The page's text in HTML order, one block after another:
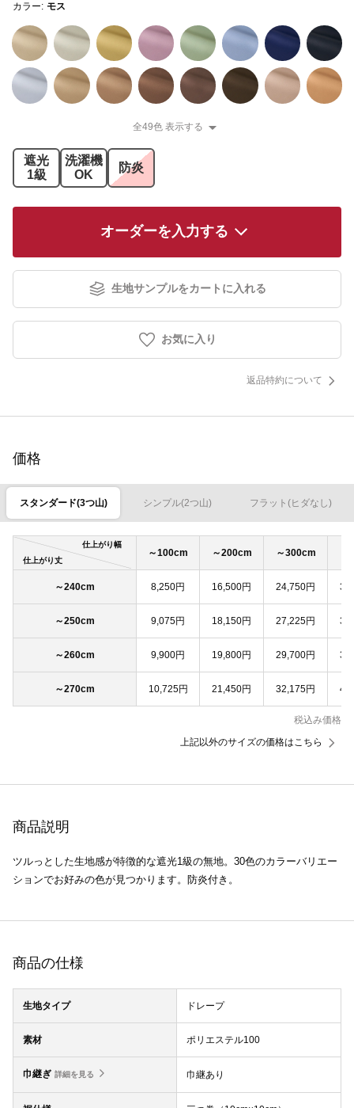
カラー: モス
全49色 表示する
遮光
1級
洗濯機
OK
防炎
オーダーを入力する
生地サンプルをカートに入れる
お気に入り
返品特約について
価格
スタンダード(3つ山) シンプル(2つ山) フラット(ヒダなし)
仕上がり幅
仕上がり丈
～100cm ～200cm ～300cm
～240cm 8,250円 16,500円 24,750円
～250cm 9,075円 18,150円 27,225円
～260cm 9,900円 19,800円 29,700円
～270cm 10,725円 21,450円 32,175円
税込み価格
上記以外のサイズの価格はこちら
商品説明
ツルっとした生地感が特徴的な遮光1級の無地。30色のカラーバリエー
ションでお好みの色が見つかります。防炎付き。
商品の仕様
生地タイプ ドレープ
素材 ポリエステル100
巾継ぎ 詳細を見る 巾継あり